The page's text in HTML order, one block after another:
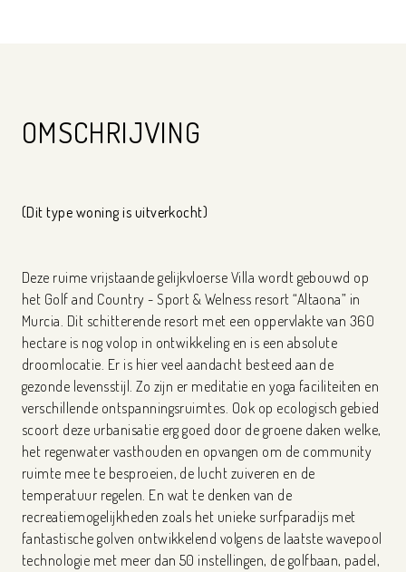
OMSCHRIJVING
(Dit type woning is uitverkocht)
Deze ruime vrijstaande gelijkvloerse Villa wordt gebouwd op
het Golf and Country - Sport & Welness resort “Altaona” in
Murcia. Dit schitterende resort met een oppervlakte van 360
hectare is nog volop in ontwikkeling en is een absolute
droomlocatie. Er is hier veel aandacht besteed aan de
gezonde levensstijl. Zo zijn er meditatie en yoga faciliteiten en
verschillende ontspanningsruimtes. Ook op ecologisch gebied
scoort deze urbanisatie erg goed door de groene daken welke,
het regenwater vasthouden en opvangen om de community
ruimte mee te besproeien, de lucht zuiveren en de
temperatuur regelen. En wat te denken van de
recreatiemogelijkheden zoals het unieke surfparadijs met
fantastische golven ontwikkelend volgens de laatste wavepool
technologie met meer dan 50 instellingen, de golfbaan, padel,